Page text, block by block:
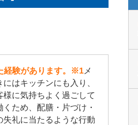
経験があります。※1メ
はキッチンにも入り、
に気持ちよく過ごして
ため、配膳・片づけ・
礼に当たるような行動